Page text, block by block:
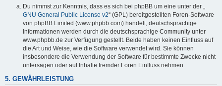
Du nimmst zur Kenntnis, dass es sich bei phpBB um eine unter der „
GNU General Public License v2“ (GPL) bereitgestellten Foren-Software
von phpBB Limited (www.phpbb.com) handelt; deutschsprachige
Informationen werden durch die deutschsprachige Community unter
www.phpbb.de zur Verfügung gestellt. Beide haben keinen Einfluss auf
die Art und Weise, wie die Software verwendet wird. Sie können
insbesondere die Verwendung der Software für bestimmte Zwecke nicht
untersagen oder auf Inhalte fremder Foren Einfluss nehmen.
5. GEWÄHRLEISTUNG